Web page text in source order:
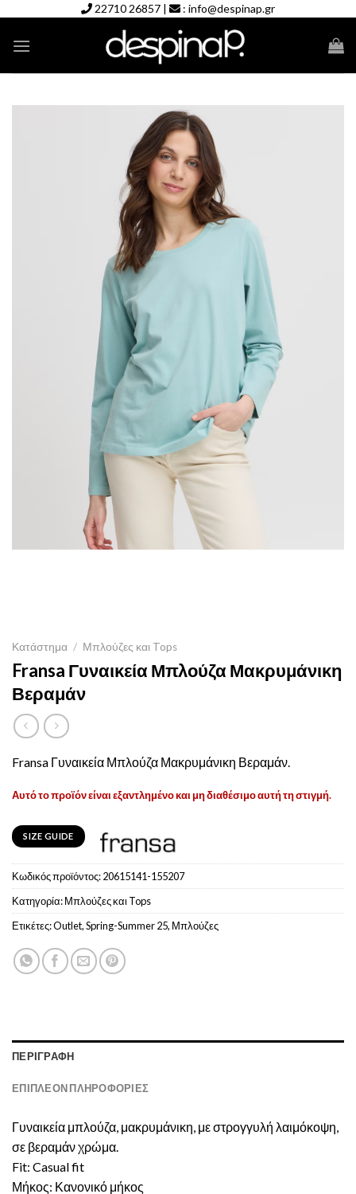
content
22710 26857 | : info@despinap.gr
Κατάστημα / Μπλούζες και Tops
Fransa Γυναικεία Μπλούζα Μακρυμάνικη
Βεραμάν
Fransa Γυναικεία Μπλούζα Μακρυμάνικη Βεραμάν.
Αυτό το προϊόν είναι εξαντλημένο και μη διαθέσιμο αυτή τη στιγμή.
SIZE GUIDE
Κωδικός προϊόντος:20615141-155207
Κατηγορία:Μπλούζες και Tops
Ετικέτες:Outlet,Spring-Summer 25, Μπλούζες
ΠΕΡΙΓΡΑΦΉ
ΕΠΙΠΛΈΟΝ ΠΛΗΡΟΦΟΡΊΕΣ
Γυναικεία μπλούζα, μακρυμάνικη, με στρογγυλή λαιμόκοψη,
σε βεραμάν χρώμα.
Fit: Casual fit
Μήκος: Κανονικό μήκος